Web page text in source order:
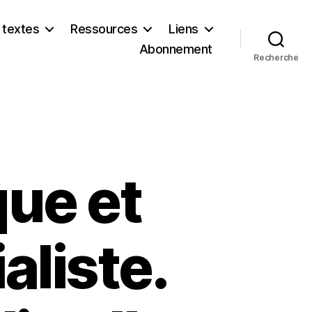
textes Ressources
Liens
Abonnement
Recherche
et